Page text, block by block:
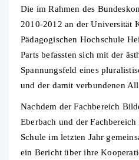
Die im Rahmen des
2010-2012 an der Universität
Pädagogischen Hochschule
Parts befassten sich mit der
Spannungsfeld eines
und der damit verbundenen
Nachdem der Fachbereich
Eberbach und der
Schule im letzten Jahr
ein Bericht über ihre